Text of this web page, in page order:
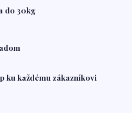
do 30kg
ku každému zákazníkovi